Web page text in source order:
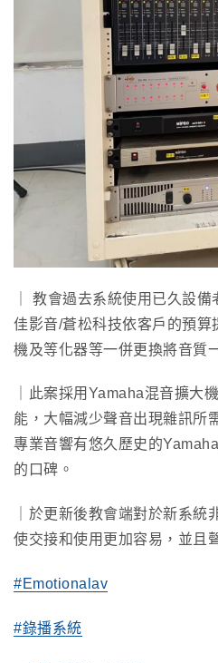
教會過去系統使用已久設備
佳影音/蒼松科技依客戶的預
機及等化器等一併更換將音質
｜此案採用Yamaha混音擴大
能，大幅減少聲音出現雜訊所
專業音響有悠久歷史的
的口碑。
｜於更新後教會端對於新系統
使交接和使用更加容易，並且
#Emotionalav
#錄播系統